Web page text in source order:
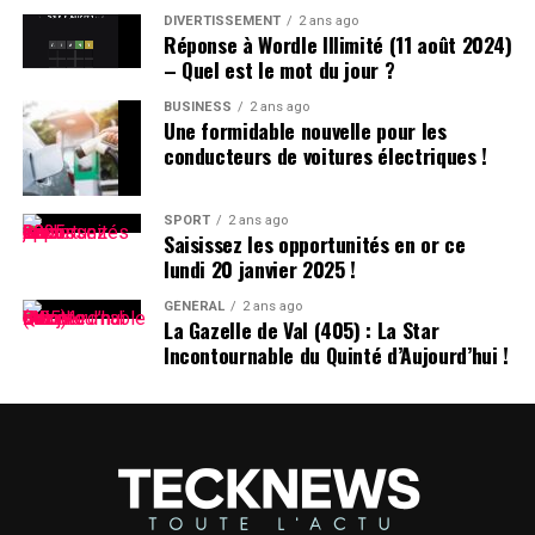
D. », un surnom auquel il s’habitue sans arduousé.
Pensées sur l’Identité Associée au
Prénom
Le choix d’un prénom peut avoir un impact significatif
sur notre identité personnelle tout au long de notre
existence. Que ce soit pour se distinguer ou pour
s’intégrer dans un groupe social spécifique, chaque
individu développe une relation particulière avec son
propre nom.
les prénoms ne sont pas simplement des désignations ;
DIVERTISSEMENT 2 ans ago
Réponse à Wordle Illimité (11 août 2024)
– Quel est le mot du jour ?
BUSINESS 2 ans ago
Une formidable nouvelle pour les
conducteurs de voitures électriques !
SPORT 2 ans ago
Saisissez les opportunités en or ce
lundi 20 janvier 2025 !
GÉNÉRAL 2 ans ago
La Gazelle de Val (405) : La Star
Incontournable du Quinté d’Aujourd’hui !